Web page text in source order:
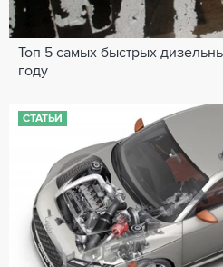
Топ 5 самых быстрых
году
СТАТЬИ